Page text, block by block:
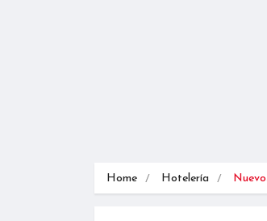
Home Hotelería